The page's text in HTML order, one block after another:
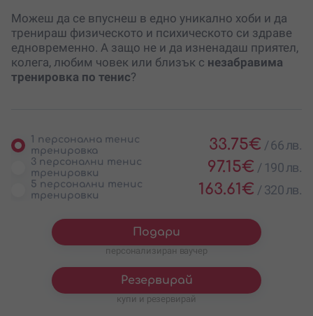
Можеш да се впуснеш в едно уникално хоби и да
тренираш физическото и психическото си здраве
едновременно. А защо не и да изненадаш приятел,
колега, любим човек или близък с незабравима
тренировка по тенис?
1 персонална тенис
тренировка
33.75€ /66 лв.
3 персонални тенис
тренировки
97.15€ / 190 лв.
5 персонални тенис
тренировки
163.61€ / 320 лв.
Подари
персонализиран ваучер
Резервирай
купи и резервирай